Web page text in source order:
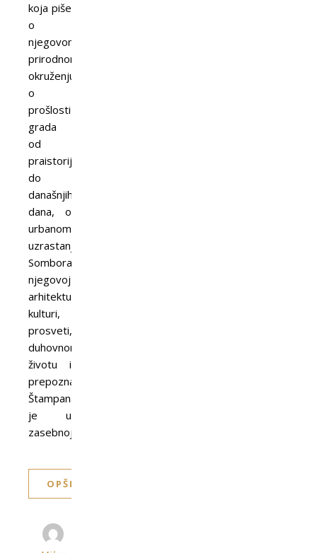
koja piše
o
njegovom
prirodnom
okruženju,
o
prošlosti
grada
od
praistorije
do
današnjih
dana, o
urbanom
uzrastanju
Sombora,
njegovoj
arhitekturi,
kulturi,
prosveti,
duhovnom
životu i
prepoznatljivostima.
Štampana
je u
zasebnoj…
OPŠIRNIJE